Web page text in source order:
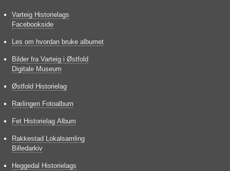
Varteig Historielags
Facebookside
Les om hvordan bruke albumet
Bilder fra Varteig i Østfold
Digitale Museum
Østfold Historielag
Rælingen Fotoalbum
Fet Historielag Album
Rakkestad Lokalsamling
Billedarkiv
Heggedal Historielags